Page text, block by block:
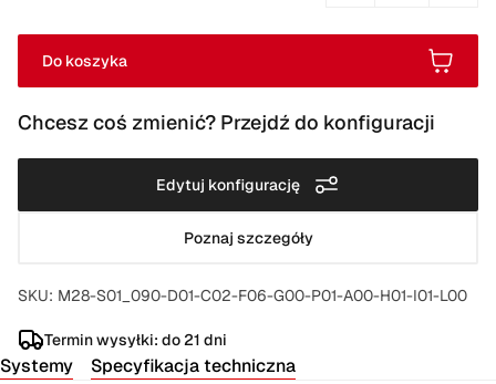
Do koszyka
Chcesz coś zmienić? Przejdź do konfiguracji
Edytuj konfigurację
Poznaj szczegóły
SKU: M28-S01_090-D01-C02-F06-G00-P01-A00-H01-I01-L00
Termin wysyłki: do 21 dni
Systemy Specyfikacja techniczna